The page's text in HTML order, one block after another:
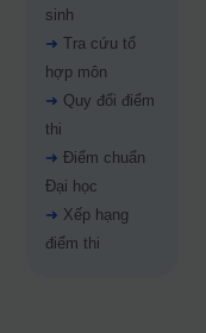
sinh
➜ Tra cứu tổ
hợp môn
➜ Quy đổi điểm
thi
➜ Điểm chuẩn
Đại học
➜ Xếp hạng
điểm thi